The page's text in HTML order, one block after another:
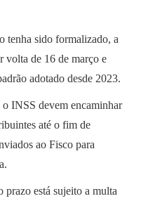
tenha sido formalizado, a
volta de 16 de março e
adotado desde 2023.
o INSS devem encaminhar
até o fim de
ao Fisco para
prazo está sujeito a multa